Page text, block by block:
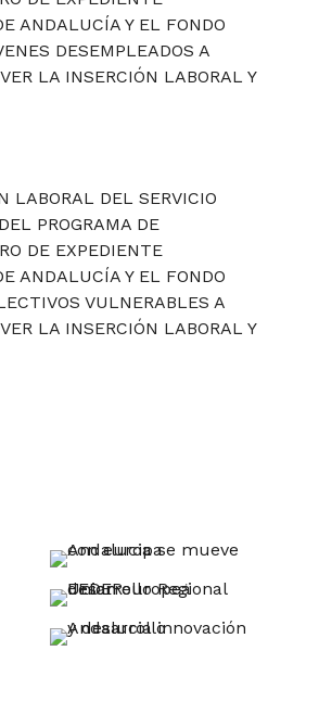
ANDALUCÍA Y EL FONDO
DESEMPLEADOS A
LA INSERCIÓN LABORAL Y
LABORAL DEL SERVICIO
PROGRAMA DE
DE EXPEDIENTE
ANDALUCÍA Y EL FONDO
VULNERABLES A
LA INSERCIÓN LABORAL Y